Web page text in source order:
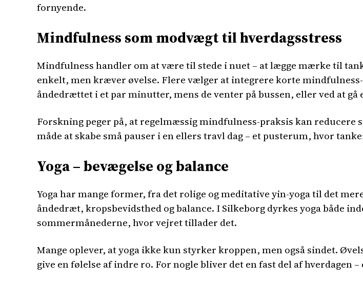
fornyende.
Mindfulness som modvægt til hverdagsstress
Mindfulness handler om at være til stede i nuet – at lægge mærke til
enkelt, men kræver øvelse. Flere vælger at integrere korte
åndedrættet i et par minutter, mens de venter på bussen, eller ved at
Forskning peger på, at regelmæssig mindfulness-praksis kan
måde at skabe små pauser i en ellers travl dag – et pusterum, hvor
Yoga – bevægelse og balance
Yoga har mange former, fra det rolige og meditative yin-yoga til det
åndedræt, kropsbevidsthed og balance. I Silkeborg dyrkes yoga både
sommermånederne, hvor vejret tillader det.
Mange oplever, at yoga ikke kun styrker kroppen, men også sindet.
give en følelse af indre ro. For nogle bliver det en fast del af